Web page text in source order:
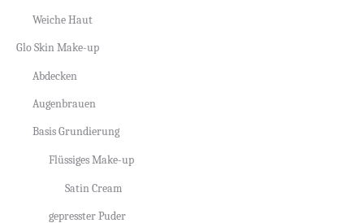
Weiche Haut
Glo Skin Make-up
Abdecken
Augenbrauen
Basis Grundierung
Flüssiges Make-up
Satin Cream
gepresster Puder